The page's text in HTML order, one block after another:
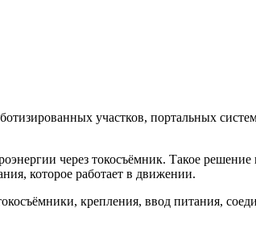
участков, портальных
через токосъёмник. Такое решение
которое работает в движении.
крепления, ввод питания,